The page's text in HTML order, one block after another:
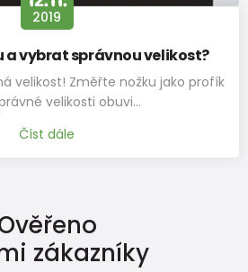
- 3pack, Pidilidi, PD0136-01, holka
DPH
2019
a vybrat správnou velikost?
velikost! Změřte nožku jako profík
velikosti obuvi…
Číst dále
zákazníky